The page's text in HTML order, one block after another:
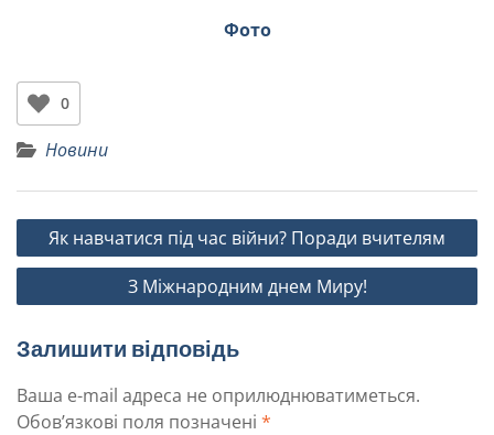
Фото
0
Новини
Як навчатися під час війни? Поради вчителям
З Міжнародним днем Миру!
Залишити відповідь
Ваша e-mail адреса не оприлюднюватиметься.
Обов’язкові поля позначені *